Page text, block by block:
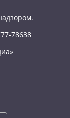
78638